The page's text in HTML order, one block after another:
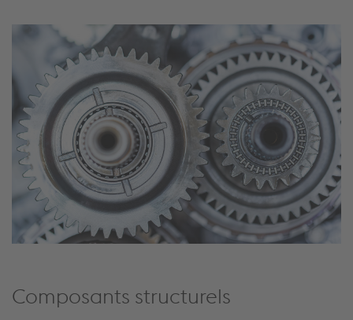
Composants structurels